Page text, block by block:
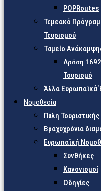
POPRoutes
Τομεακό
Τουρισμού
Ταμείο
Δράση
Τουρισμό
Άλλα Ευρωπαϊκά
Νομοθεσία
Πύλη
Βραχυχρόνια
Ευρωπαϊκή
Συνθήκες
Κανονισμοί
Οδηγίες